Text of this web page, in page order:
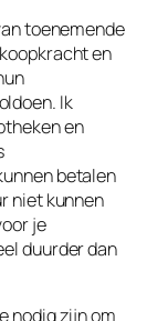
toenemende
en
Ik
en
betalen
niet kunnen
je
duurder dan
nodig zijn om